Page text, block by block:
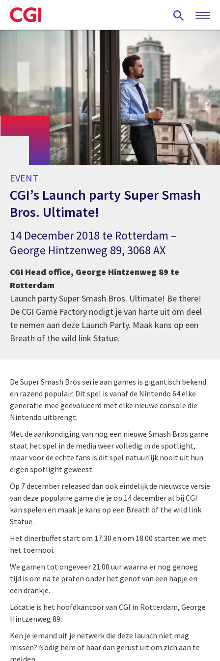
Skip
to
main
EVENT
CGI’s Launch party Super Smash
Bros. Ultimate!
14 December 2018 te Rotterdam –
George Hintzenweg 89, 3068 AX
CGI Head office, George Hintzenweg 89 te
Rotterdam
Launch party Super Smash Bros. Ultimate! Be there!
De CGI Game Factory nodigt je van harte uit om deel
te nemen aan deze Launch Party. Maak kans op een
Breath of the wild link Statue.
De Super Smash Bros serie aan games is gigantisch bekend
en razend populair. Dit spel is vanaf de Nintendo 64 elke
generatie mee geëvolueerd met elke nieuwe console die
Nintendo uitbrengt.
Met de aankondiging van nog een nieuwe Smash Bros game
staat het spel in de media weer volledig in de spotlight,
maar voor de echte fans is dit spel natuurlijk nooit uit hun
eigen spotlight geweest.
Op 7 december released dan ook eindelijk de nieuwste versie
van deze populaire game die je op 14 december al bij CGI
kan spelen en maak je kans op een Breath of the wild link
Statue.
Het dinerbuffet start om 17:30 en om 18:00 starten we met
het toernooi.
We gamen tot ongeveer 21:00 uur waarna er nog genoeg
tijd is om na te praten onder het genot van een hapje en
een drankje.
Locatie is het hoofdkantoor van CGI in Rotterdam, George
Hintzenweg 89.
Ken je iemand uit je netwerk die deze launch niet mag
missen? Nodig hem of haar dan gerust uit om zich aan te
melden.